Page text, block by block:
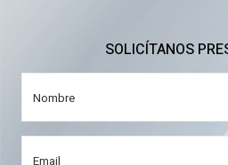
SOLICÍTANOS